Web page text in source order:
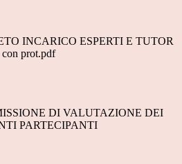
INCARICO ESPERTI E TUTOR
prot.pdf
DI VALUTAZIONE DEI
PARTECIPANTI